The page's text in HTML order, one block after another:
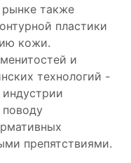
также
пластики
кожи.
и
технологий -
поводу
препятствиями.